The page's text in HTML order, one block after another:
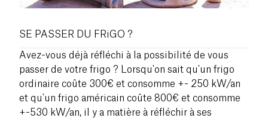
SE PASSER DU FRiGO ?
Avez-vous déjà réfléchi à la possibilité de vous
passer de votre frigo ? Lorsqu'on sait qu'un frigo
ordinaire coûte 300€ et consomme +- 250 kW/an
et qu'un frigo américain coûte 800€ et consomme
+-530 kW/an, il y a matière à réfléchir à ses